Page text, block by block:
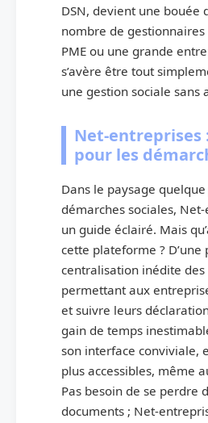
DSN, devient une bouée
nombre de gestionnaires
PME ou une grande
s’avère être tout
une gestion sociale sans
Net-
pour les
Dans le paysage
démarches sociales,
un guide éclairé. Mais
cette plateforme ?
centralisation inédite
permettant aux
et suivre leurs
gain de temps
son interface conviviale,
plus accessibles, même
Pas besoin de se perdre
documents ; Net-